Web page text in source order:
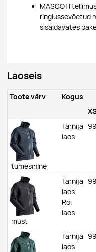
MASCOTI
ringlussevõetud
sisaldavates
Laoseis
Toote värv
Kogus
tumesinine
Tarnija
laos
must
Tarnija
laos
Roi
laos
Tarnija
laos